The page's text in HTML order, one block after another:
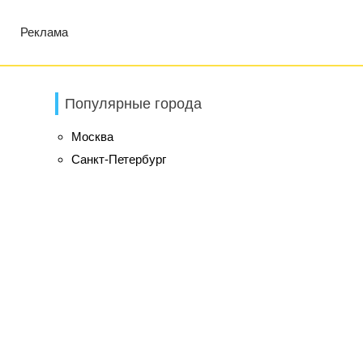
Реклама
Популярные города
Москва
Санкт-Петербург